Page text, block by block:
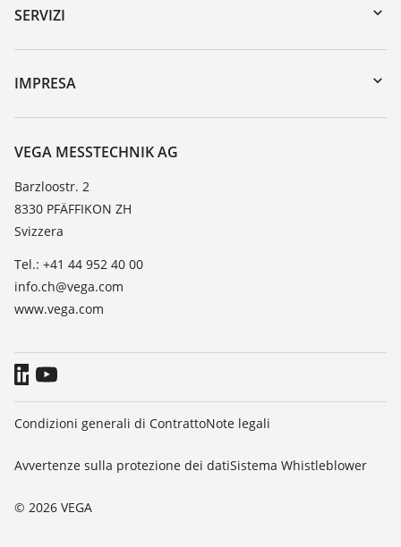
Ricerca numero di serie
DTM Collection/PACTware
SERVIZI
Reso apparecchio
Seminari
Lista resistenza
TeamViewer
IMPRESA
VEGA, l'azienda
Contatto
Novità
Stampa
Blog
VEGA MESSTECHNIK AG
Barzloostr. 2
8330 PFÄFFIKON ZH
Svizzera
Tel.: +41 44 952 40 00
info.ch@vega.com
www.vega.com
© 2026 VEGA
Condizioni generali di ContrattoNote legali
Avvertenze sulla protezione dei datiSistema Whistleblower